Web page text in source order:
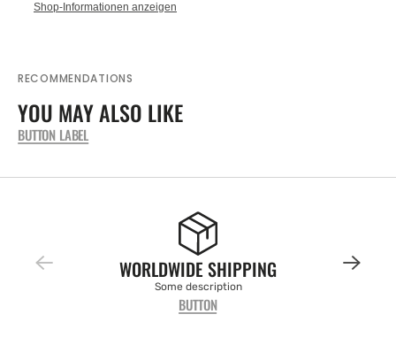
Shop-Informationen anzeigen
RECOMMENDATIONS
YOU MAY ALSO LIKE
BUTTON LABEL
WORLDWIDE SHIPPING
Some description
BUTTON